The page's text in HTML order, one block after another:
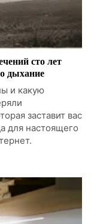
сто лет
дыхание
и какую
заставит вас
для настоящего